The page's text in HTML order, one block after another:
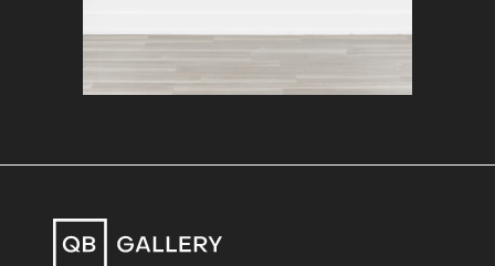
logikk med dype røtter i praktisk
magi; og dette kullet - fordi det er
også nettoppdettekullet, etter
Hvis vi tenker oss dette som en
progresjon uten begynnelse og slutt